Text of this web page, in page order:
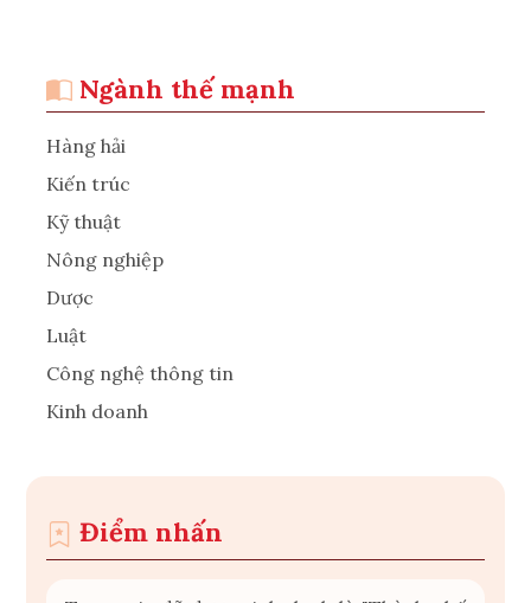
Ngành thế mạnh
Hàng hải
Kiến trúc
Kỹ thuật
Nông nghiệp
Dược
Luật
Công nghệ thông tin
Kinh doanh
Điểm nhấn